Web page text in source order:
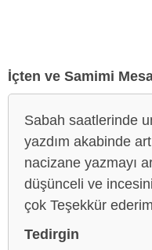
İçten ve Samimi
Sabah saatlerinde
yazdım akabinde
nacizane yazmayı
düşünceli ve
çok Teşekkür ederim
Tedirgin